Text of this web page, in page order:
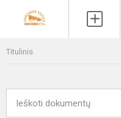
Titulinis